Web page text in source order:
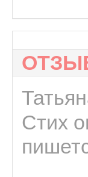
Стих